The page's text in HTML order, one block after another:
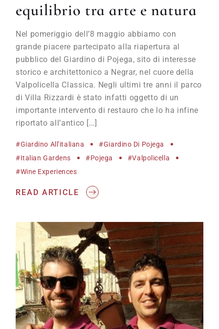
equilibrio tra arte e natura
Nel pomeriggio dell’8 maggio abbiamo con
grande piacere partecipato alla riapertura al
pubblico del Giardino di Pojega, sito di interesse
storico e architettonico a Negrar, nel cuore della
Valpolicella Classica. Negli ultimi tre anni il parco
di Villa Rizzardi è stato infatti oggetto di un
importante intervento di restauro che lo ha infine
riportato all’antico […]
#giardino All'italiana
#giardino Di Pojega
#Italian Gardens
#Pojega
#Valpolicella
#wine Experiences
READ ARTICLE